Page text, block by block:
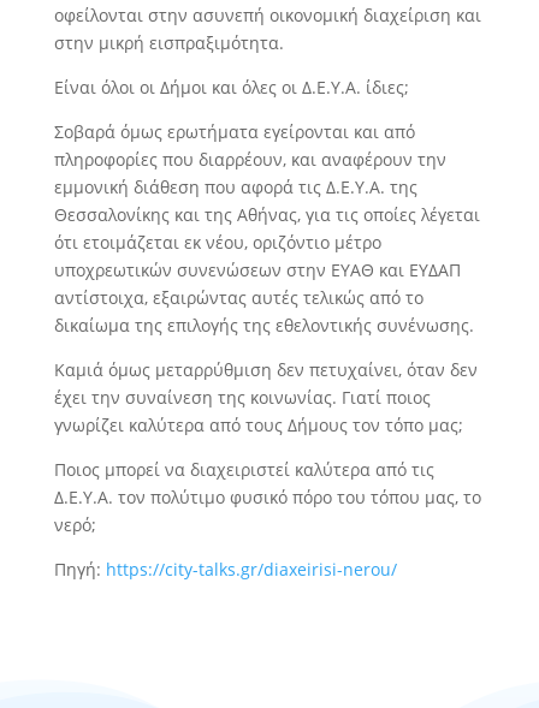
οφείλονται στην ασυνεπή οικονομική διαχείριση και
στην μικρή εισπραξιμότητα.
Είναι όλοι οι Δήμοι και όλες οι Δ.Ε.Υ.Α. ίδιες;
Σοβαρά όμως ερωτήματα εγείρονται και από
πληροφορίες που διαρρέουν, και αναφέρουν την
εμμονική διάθεση που αφορά τις Δ.Ε.Υ.Α. της
Θεσσαλονίκης και της Αθήνας, για τις οποίες λέγεται
ότι ετοιμάζεται εκ νέου, οριζόντιο μέτρο
υποχρεωτικών συνενώσεων στην ΕΥΑΘ και ΕΥΔΑΠ
αντίστοιχα, εξαιρώντας αυτές τελικώς από το
δικαίωμα της επιλογής της εθελοντικής συνένωσης.
Καμιά όμως μεταρρύθμιση δεν πετυχαίνει, όταν δεν
έχει την συναίνεση της κοινωνίας. Γιατί ποιος
γνωρίζει καλύτερα από τους Δήμους τον τόπο μας;
Ποιος μπορεί να διαχειριστεί καλύτερα από τις
Δ.Ε.Υ.Α. τον πολύτιμο φυσικό πόρο του τόπου μας, το
νερό;
Πηγή: https://city-talks.gr/diaxeirisi-nerou/